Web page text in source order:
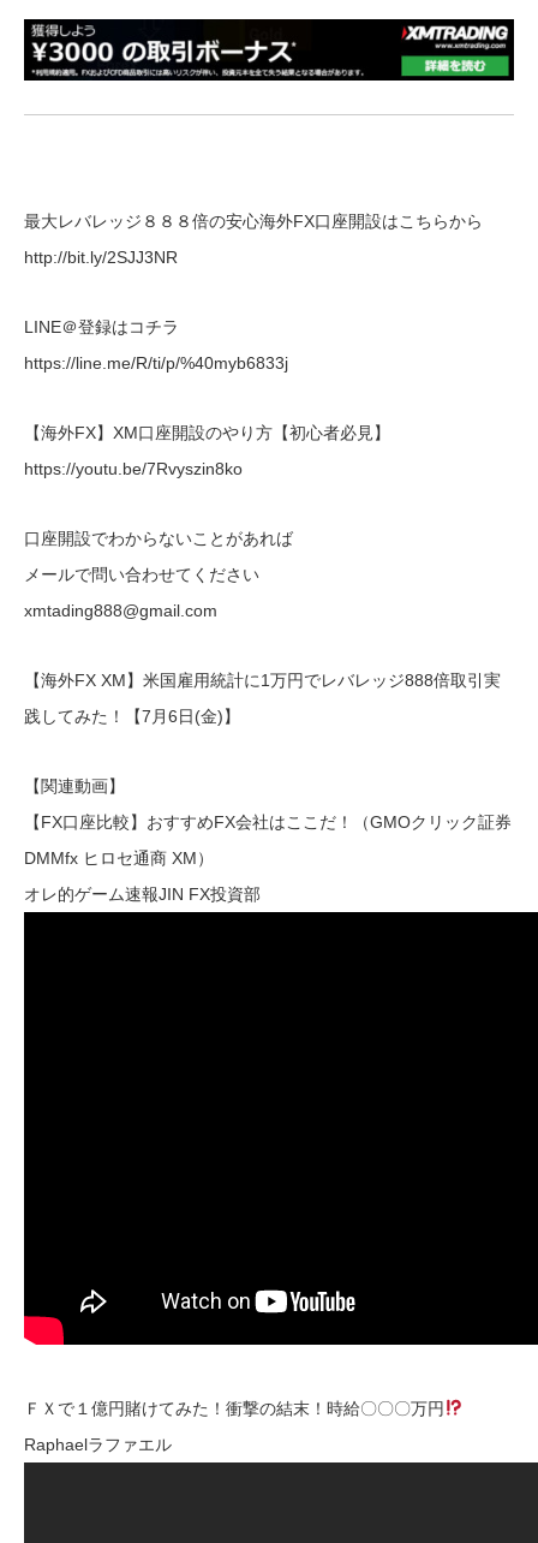
最大レバレッジ８８８倍の安心海外FX口座開設はこちらから
http://bit.ly/2SJJ3NR
LINE＠登録はコチラ
https://line.me/R/ti/p/%40myb6833j
【海外FX】XM口座開設のやり方【初心者必見】
https://youtu.be/7Rvyszin8ko
口座開設でわからないことがあれば
メールで問い合わせてください
xmtading888@gmail.com
【海外FX XM】米国雇用統計に1万円でレバレッジ888倍取引実
践してみた！【7月6日(金)】
【関連動画】
【FX口座比較】おすすめFX会社はここだ！（GMOクリック証券
DMMfx ヒロセ通商 XM）
オレ的ゲーム速報JIN FX投資部
ＦＸで１億円賭けてみた！衝撃の結末！時給〇〇〇万円
Raphaelラファエル